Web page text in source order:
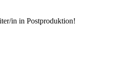
in in Postproduktion!